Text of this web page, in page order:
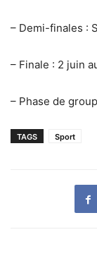
– Demi-finales :
– Finale : 2 juin
– Phase de
TAGS Sport